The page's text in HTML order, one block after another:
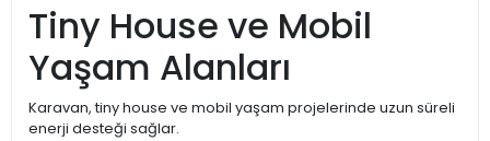
Tiny House ve Mobil
Yaşam Alanları
Karavan, tiny house ve mobil yaşam projelerinde uzun süreli
enerji desteği sağlar.